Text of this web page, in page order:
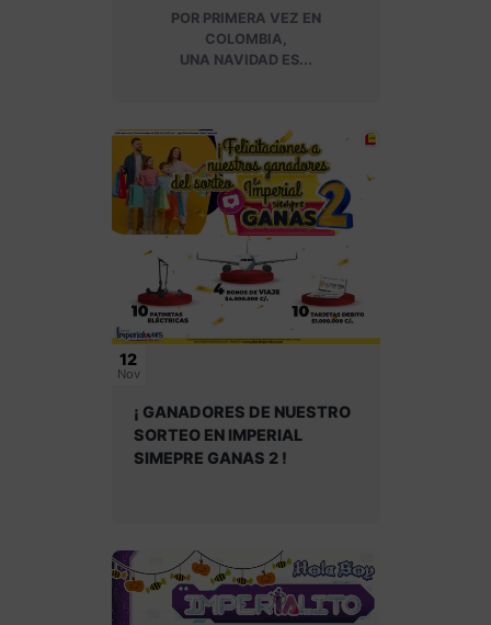
POR PRIMERA VEZ EN
COLOMBIA,
UNA NAVIDAD ES...
12
Nov
¡ GANADORES DE NUESTRO
SORTEO EN IMPERIAL
SIMEPRE GANAS 2 !